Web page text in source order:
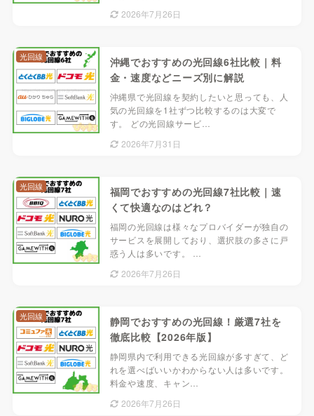
2026年7月26日
沖縄でおすすめの光回線6社比較｜料
金・速度などニーズ別に解説
沖縄県で光回線を契約したいと思っても、人
気の光回線を1社ずつ比較するのは大変で
す。 どの光回線サービ…
2026年7月31日
光回線
福岡でおすすめの光回線7社比較｜速
くて快適なのはどれ？
福岡の光回線は様々なプロバイダーが独自の
サービスを展開しており、選択肢の多さに戸
惑う人は多いです。 …
2026年7月26日
光回線
静岡でおすすめの光回線！厳選7社を
徹底比較【2026年版】
静岡県内で利用できる光回線が多すぎて、ど
れを選べばいいかわからない人は多いです。
料金や速度、キャン…
2026年7月26日
光回線